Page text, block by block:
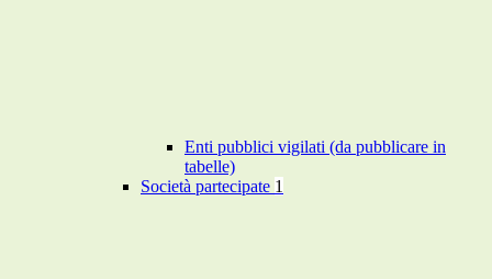
Enti pubblici vigilati (da pubblicare in
tabelle)
Società partecipate 1